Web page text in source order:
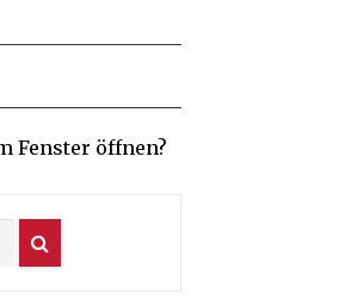
Fenster öffnen?